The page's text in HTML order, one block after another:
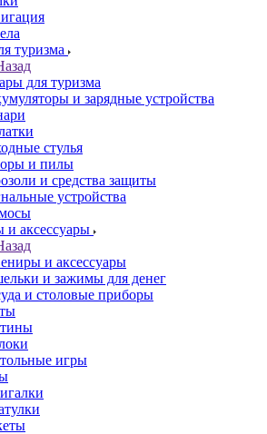
туризма
для туризма
и зарядные устройства
стулья
и пилы
и средства защиты
устройства
аксессуары
и аксессуары
и зажимы для денег
и столовые приборы
игры